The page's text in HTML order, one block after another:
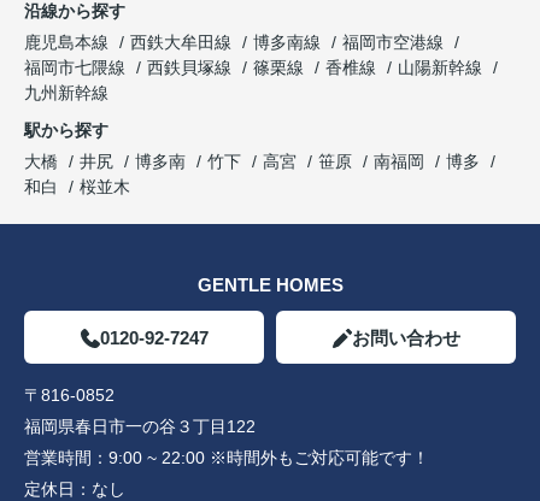
沿線から探す
鹿児島本線
西鉄大牟田線 博多南線
福岡市空港線
福岡市七隈線
西鉄貝塚線 篠栗線 香椎線
山陽新幹線
九州新幹線
駅から探す
大橋
井尻 博多南 竹下 高宮 笹原 南福岡
博多
和白
桜並木
GENTLE HOMES
0120-92-7247 お問い合わせ
〒816-0852
福岡県春日市一の谷３丁目122
営業時間： 9:00 ~ 22:00 ※時間外もご対応可能です！
定休日： なし